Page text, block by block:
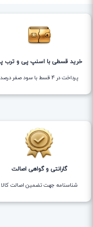
خرید قسطی با اسنپ پی و ترب
پرداخت در 4 قسط با سود صفر درصد
گارانتی و گواهی اصالت
شناسنامه جهت تضمین اصالت کالا